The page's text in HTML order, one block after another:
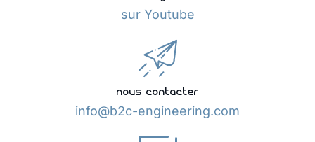
sur Youtube
nous contacter
info@b2c-engineering.com